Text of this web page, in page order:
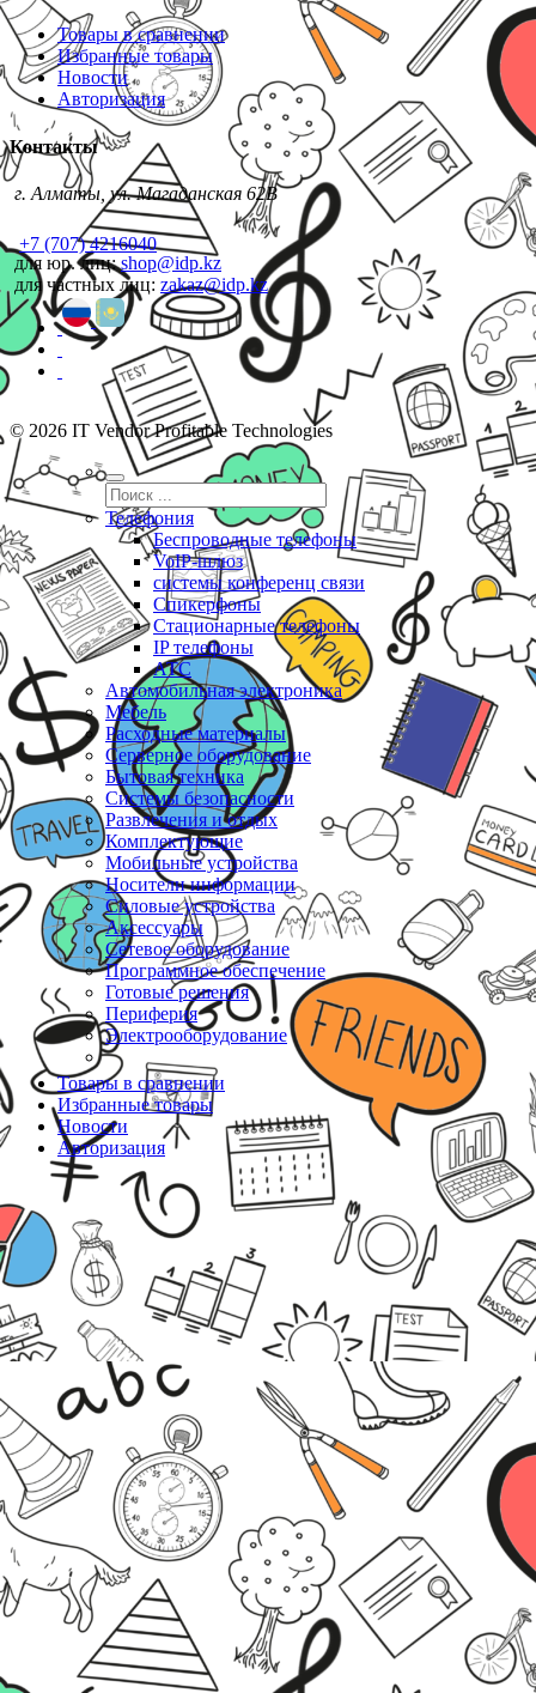
Товары в сравнении
Избранные товары
Новости
Авторизация
Контакты
г. Алматы, ул. Магаданская 62В
+7 (707) 4216040
для юр. лиц:shop@idp.kz
для частных лиц: zakaz@idp.kz
© 2026 IT Vendor Profitable Technologies
Телефония
Беспроводные телефоны
VoIP-шлюз
системы конференц связи
Спикерфоны
Стационарные телефоны
IP телефоны
АТС
Автомобильная электроника
Мебель
Расходные материалы
Серверное оборудование
Бытовая техника
Системы безопасности
Развлечения и отдых
Комплектующие
Мобильные устройства
Носители информации
Силовые устройства
Аксессуары
Сетевое оборудование
Программное обеспечение
Готовые решения
Периферия
Электрооборудование
Товары в сравнении
Избранные товары
Новости
Авторизация